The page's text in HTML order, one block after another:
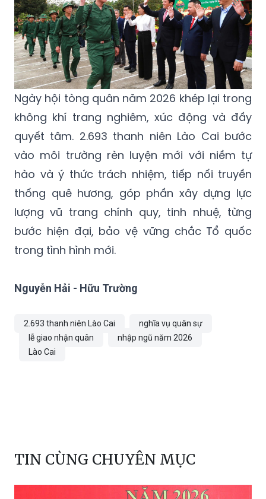
Ngày hội tòng quân năm 2026 khép lại trong
không khí trang nghiêm, xúc động và đầy
quyết tâm. 2.693 thanh niên Lào Cai bước
vào môi trường rèn luyện mới với niềm tự
hào và ý thức trách nhiệm, tiếp nối truyền
thống quê hương, góp phần xây dựng lực
lượng vũ trang chính quy, tinh nhuệ, từng
bước hiện đại, bảo vệ vững chắc Tổ quốc
trong tình hình mới.
Nguyễn Hải - Hữu Trường
2.693 thanh niên Lào Cai
nghĩa vụ quân sự
lễ giao nhận quân
nhập ngũ năm 2026
Lào Cai
TIN CÙNG CHUYÊN MỤC